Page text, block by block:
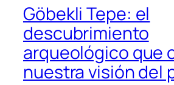
Göbekli Tepe: el
descubrimiento
arqueológico que
nuestra visión del